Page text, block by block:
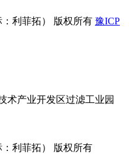
：利菲拓） 版权所有 豫ICP
术产业开发区过滤工业园
：利菲拓） 版权所有